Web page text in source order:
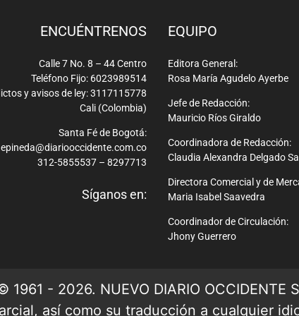
ENCUÉNTRENOS
Calle 7 No. 8 – 44 Centro
Teléfono Fijo: 6023989514
y avisos de ley: 3117115778
Cali (Colombia)
Santa Fé de Bogotá:
epineda@diariooccidente.com.co
312-5855537 – 8297713
Síganos en:
EQUIPO
Editora General:
Rosa María Agudelo Ayerbe
Jefe de Redacción:
Mauricio Ríos Giraldo
Coordinadora de Redacción:
Claudia Alexandra Delgado
Directora Comercial y de
Maria Isabel Saavedra
Coordinador de Circulación:
Jhony Guerrero
1961 - 2026. NUEVO DIARIO OCCIDENTE
así como su traducción a cualquier